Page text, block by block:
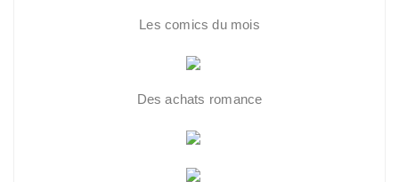
Les comics du mois
Des achats romance